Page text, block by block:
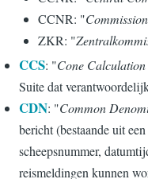
CCNR: "
ZKR: "
CCS: "Cone Calculation
Suite dat
CDN: "Common
bericht (bestaande uit
scheepsnummer,
reismeldingen kunnen